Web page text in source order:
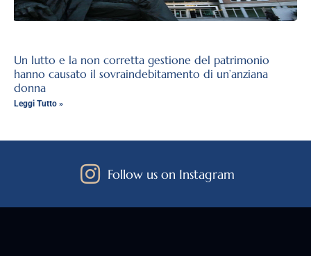
Un lutto e la non corretta gestione del patrimonio
hanno causato il sovraindebitamento di un’anziana
donna
Leggi Tutto »
Follow us on Instagram